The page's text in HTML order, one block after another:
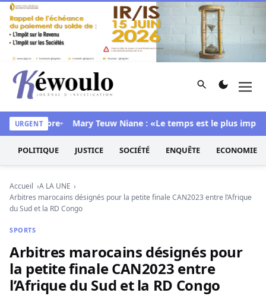
Aller au contenu
Kéwoulo, le premier site d'information et d'investigation
Rechercher
URGENT
chambre Mary Teuw Niane : «Le temps est le plus
POLITIQUE JUSTICE SOCIÉTÉ ENQUÊTE ECONOMIE
Accueil
A LA UNE
Arbitres marocains désignés pour la petite finale CAN2023 entre l’Afrique
du Sud et la RD Congo
SPORTS
Arbitres marocains désignés pour
la petite finale CAN2023 entre
l’Afrique du Sud et la RD Congo